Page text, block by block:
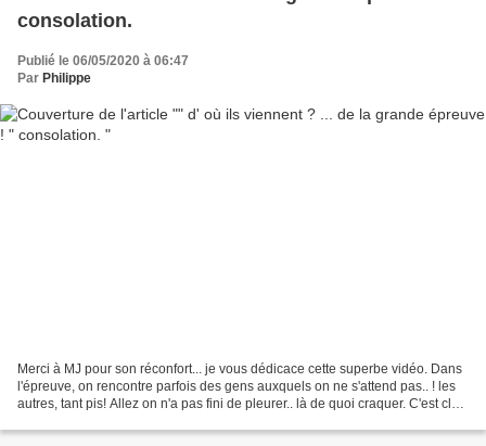
consolation.
Publié le 06/05/2020 à 06:47
Par Philippe
Merci à MJ pour son réconfort... je vous dédicace cette superbe vidéo. Dans
l'épreuve, on rencontre parfois des gens auxquels on ne s'attend pas.. ! les
autres, tant pis! Allez on n'a pas fini de pleurer.. là de quoi craquer. C'est clair